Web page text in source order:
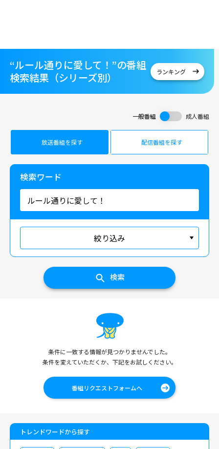
“ルール通りに愛して！”の番組
検索結果（シリーズ別）
ランキング
一般番組 成人番組
放送番組を探す 配信番組を探す
検索ワード
絞り込み
検索
条件に一致する情報が見つかりませんでした。
条件を変えていただくか、下記をお試しください。
番組リクエストフォームへ
トレンドワードから探す